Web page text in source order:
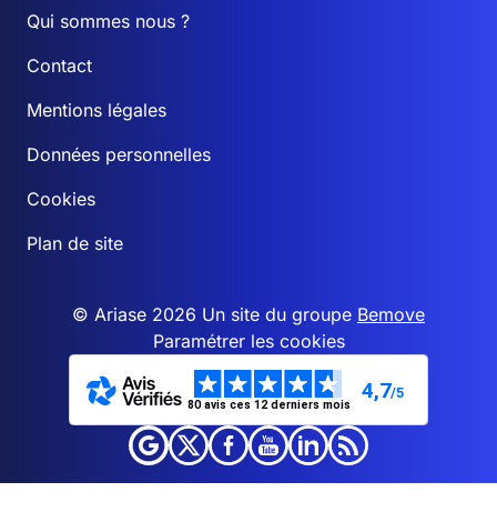
Qui sommes nous ?
Contact
Mentions légales
Données personnelles
Cookies
Plan de site
© Ariase 2026 Un site du groupe Bemove
Paramétrer les cookies
80 avis ces 12 derniers mois
4,7/5